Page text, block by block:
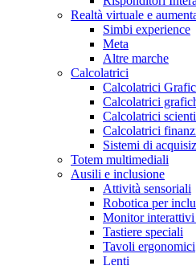
Realtà virtuale e
Simbi experience
Meta
Altre marche
Calcolatrici
Calcolatrici
Calcolatrici
Calcolatrici
Calcolatrici
Sistemi di
Totem multimediali
Ausili e inclusione
Attività sensoriali
Robotica per
Monitor
Tastiere speciali
Tavoli ergonomici
Lenti